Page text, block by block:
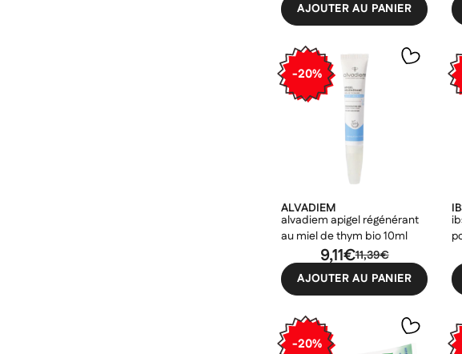
AJOUTER AU PANIER
-20%
ALVADIEM
alvadiem apigel régénérant
au miel de thym bio 10ml
11,39€
9,11€
AJOUTER AU PANIER
-20%